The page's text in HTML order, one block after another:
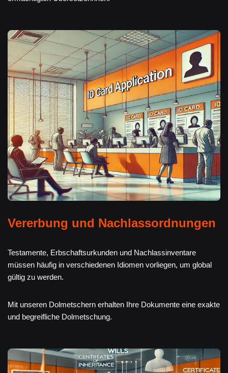
Vererbung und Nachlassordnungen
Testamente, Erbschaftsurkunden und Nachlassinventare
müssen häufig in verschiedenen Idiomen vorliegen, um global
gültig zu werden.
Mit unseren Dolmetschern erhalten Ihre Dokumente eine exakte
und begreifliche Dolmetschung.